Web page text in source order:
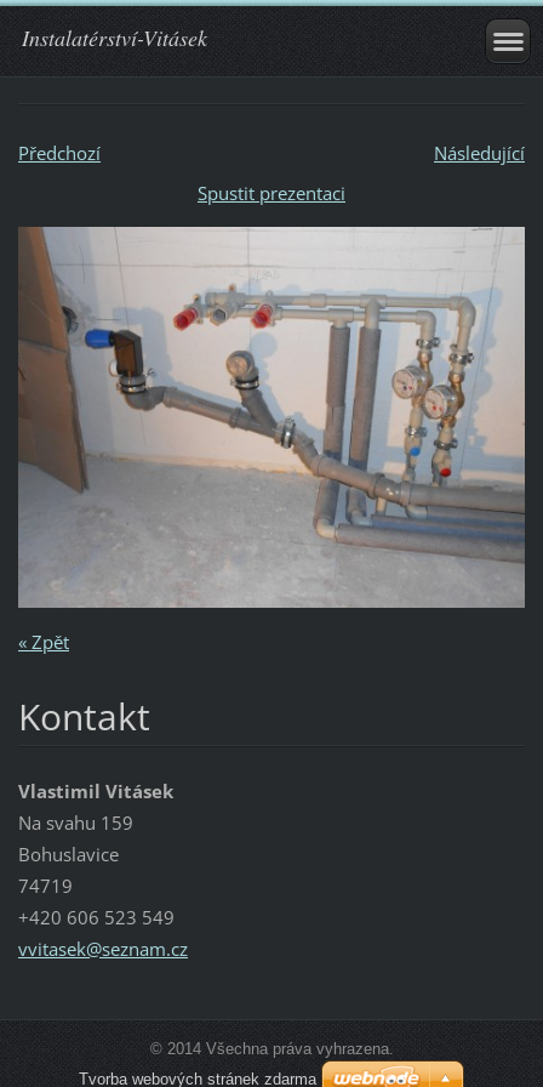
Instalatérství-Vitásek
Předchozí
Následující
Spustit prezentaci
« Zpět
Kontakt
Vlastimil Vitásek
Na svahu 159
Bohuslavice
74719
+420 606 523 549
vvitasek@seznam.cz
© 2014 Všechna práva vyhrazena.
Tvorba webových stránek zdarma